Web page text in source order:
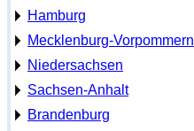
Hamburg
Mecklenburg-Vorpommern
Niedersachsen
Sachsen-Anhalt
Brandenburg